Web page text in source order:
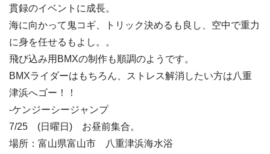
貫録のイベントに成長。
海に向かって鬼コギ、トリック決めるも良し、空中で重力
に身を任せるもよし。。
飛び込み用BMXの制作も順調のようです。
BMXライダーはもちろん、ストレス解消したい方は八重
津浜へゴー！！
-ケンジーシージャンプ
7/25 (日曜日) お昼前集合。
場所：富山県富山市 八重津浜海水浴